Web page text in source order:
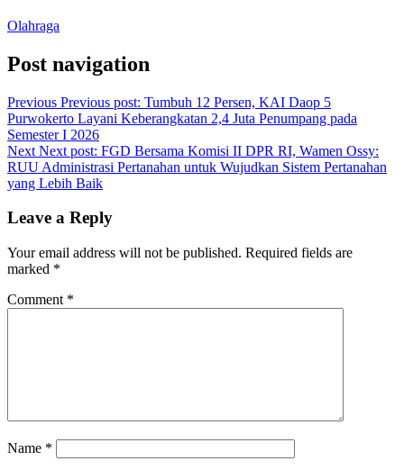
Olahraga
Post navigation
Previous Previous post: Tumbuh 12 Persen, KAI Daop 5
Purwokerto Layani Keberangkatan 2,4 Juta Penumpang pada
Semester I 2026
Next Next post: FGD Bersama Komisi II DPR RI, Wamen Ossy:
RUU Administrasi Pertanahan untuk Wujudkan Sistem Pertanahan
yang Lebih Baik
Leave a Reply
Your email address will not be published. Required fields are
marked *
Comment *
Name *